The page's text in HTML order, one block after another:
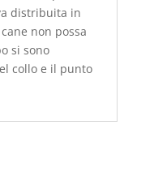
distribuita in
non possa
si sono
collo e il punto